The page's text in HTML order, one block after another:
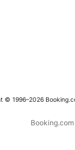
© 1996–2026